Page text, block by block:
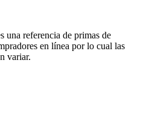
una referencia de primas de
en línea por lo cual las
variar.